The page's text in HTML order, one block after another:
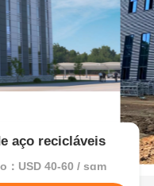
aço recicláveis
：USD 40-60 / sqm